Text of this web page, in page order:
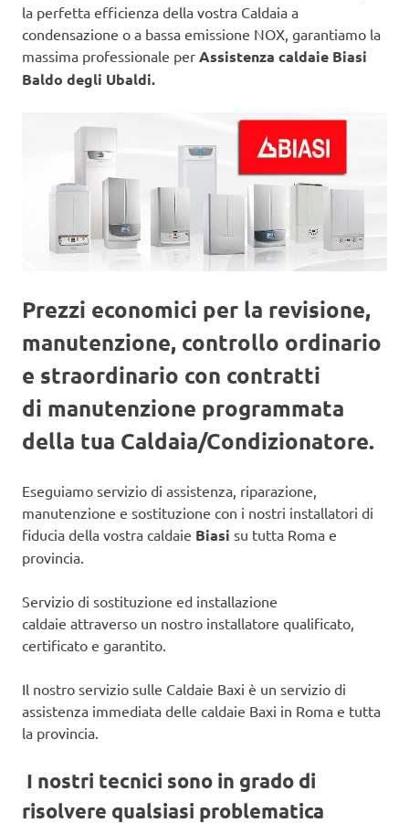
la perfetta efficienza della vostra Caldaia a
condensazione o a bassa emissione NOX, garantiamo la
massima professionale per Assistenza caldaie Biasi
Baldo degli Ubaldi.
Prezzi economici per la revisione,
manutenzione, controllo ordinario
e straordinario con contratti
di manutenzione programmata
della tua Caldaia/Condizionatore.
Eseguiamo servizio di assistenza, riparazione,
manutenzione e sostituzione con i nostri installatori di
fiducia della vostra caldaie Biasi su tutta Roma e
provincia.
Servizio di sostituzione ed installazione
caldaie attraverso un nostro installatore qualificato,
certificato e garantito.
Il nostro servizio sulle Caldaie Baxi è un servizio di
assistenza immediata delle caldaie Baxi in Roma e tutta
la provincia.
I nostri tecnici sono in grado di
risolvere qualsiasi problematica